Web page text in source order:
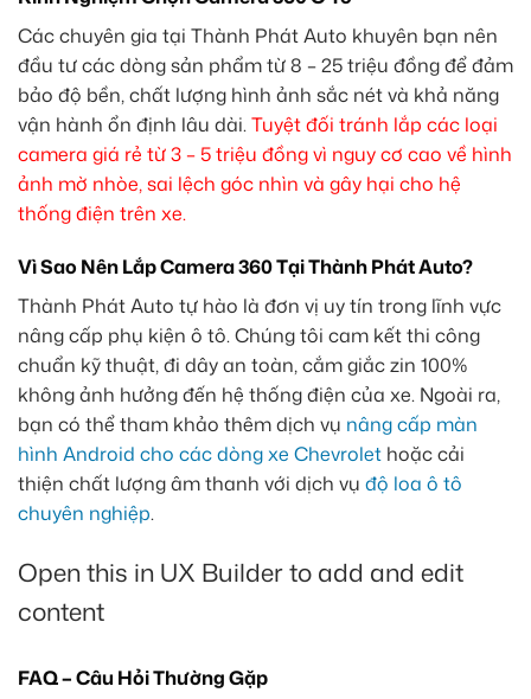
Các chuyên gia tại Thành Phát Auto khuyên bạn nên
đầu tư các dòng sản phẩm từ 8 – 25 triệu đồng để đảm
bảo độ bền, chất lượng hình ảnh sắc nét và khả năng
vận hành ổn định lâu dài.Tuyệt đối tránh lắp các loại
camera giá rẻ từ 3 – 5 triệu đồng vì nguy cơ cao về hình
ảnh mờ nhòe, sai lệch góc nhìn và gây hại cho hệ
thống điện trên xe.
Vì Sao Nên Lắp Camera 360 Tại Thành Phát Auto?
Thành Phát Auto tự hào là đơn vị uy tín trong lĩnh vực
nâng cấp phụ kiện ô tô. Chúng tôi cam kết thi công
chuẩn kỹ thuật, đi dây an toàn, cắm giắc zin 100%
không ảnh hưởng đến hệ thống điện của xe. Ngoài ra,
bạn có thể tham khảo thêm dịch vụ nâng cấp màn
hình Android cho các dòng xe Chevrolet hoặc cải
thiện chất lượng âm thanh với dịch vụ độ loa ô tô
chuyên nghiệp.
Open this in UX Builder to add and edit
content
FAQ – Câu Hỏi Thường Gặp